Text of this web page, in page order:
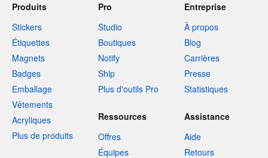
Produits
Stickers
Étiquettes
Magnets
Badges
Emballage
Vêtements
Acryliques
Plus de produits
Pro
Studio
Boutiques
Notify
Ship
Plus d'outils Pro
Entreprise
À propos
Blog
Carrières
Presse
Statistiques
Ressources
Offres
Équipes
Assistance
Aide
Retours